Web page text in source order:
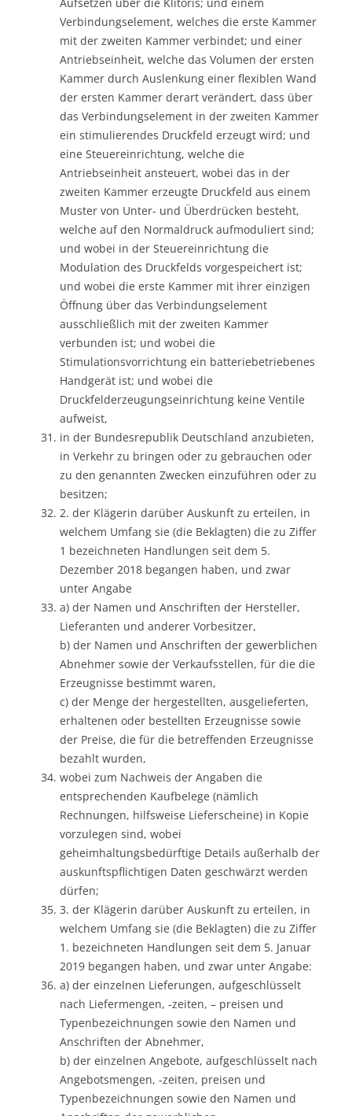
Verbindungselement, welches die erste Kammer
mit der zweiten Kammer verbindet; und einer
Antriebseinheit, welche das Volumen der ersten
Kammer durch Auslenkung einer flexiblen Wand
der ersten Kammer derart verändert, dass über
das Verbindungselement in der zweiten Kammer
ein stimulierendes Druckfeld erzeugt wird; und
eine Steuereinrichtung, welche die
Antriebseinheit ansteuert, wobei das in der
zweiten Kammer erzeugte Druckfeld aus einem
Muster von Unter- und Überdrücken besteht,
welche auf den Normaldruck aufmoduliert sind;
und wobei in der Steuereinrichtung die
Modulation des Druckfelds vorgespeichert ist;
und wobei die erste Kammer mit ihrer einzigen
Öffnung über das Verbindungselement
ausschließlich mit der zweiten Kammer
verbunden ist; und wobei die
Stimulationsvorrichtung ein batteriebetriebenes
Handgerät ist; und wobei die
Druckfelderzeugungseinrichtung keine Ventile
aufweist,
in der Bundesrepublik Deutschland anzubieten,
in Verkehr zu bringen oder zu gebrauchen oder
zu den genannten Zwecken einzuführen oder zu
besitzen;
2. der Klägerin darüber Auskunft zu erteilen, in
welchem Umfang sie (die Beklagten) die zu Ziffer
1 bezeichneten Handlungen seit dem 5.
Dezember 2018 begangen haben, und zwar
unter Angabe
a) der Namen und Anschriften der Hersteller,
Lieferanten und anderer Vorbesitzer,
b) der Namen und Anschriften der gewerblichen
Abnehmer sowie der Verkaufsstellen, für die die
Erzeugnisse bestimmt waren,
c) der Menge der hergestellten, ausgelieferten,
erhaltenen oder bestellten Erzeugnisse sowie
der Preise, die für die betreffenden Erzeugnisse
bezahlt wurden,
wobei zum Nachweis der Angaben die
entsprechenden Kaufbelege (nämlich
Rechnungen, hilfsweise Lieferscheine) in Kopie
vorzulegen sind, wobei
geheimhaltungsbedürftige Details außerhalb der
auskunftspflichtigen Daten geschwärzt werden
dürfen;
3. der Klägerin darüber Auskunft zu erteilen, in
welchem Umfang sie (die Beklagten) die zu Ziffer
1. bezeichneten Handlungen seit dem 5. Januar
2019 begangen haben, und zwar unter Angabe:
a) der einzelnen Lieferungen, aufgeschlüsselt
nach Liefermengen, -zeiten, – preisen und
Typenbezeichnungen sowie den Namen und
Anschriften der Abnehmer,
b) der einzelnen Angebote, aufgeschlüsselt nach
Angebotsmengen, -zeiten, preisen und
Typenbezeichnungen sowie den Namen und